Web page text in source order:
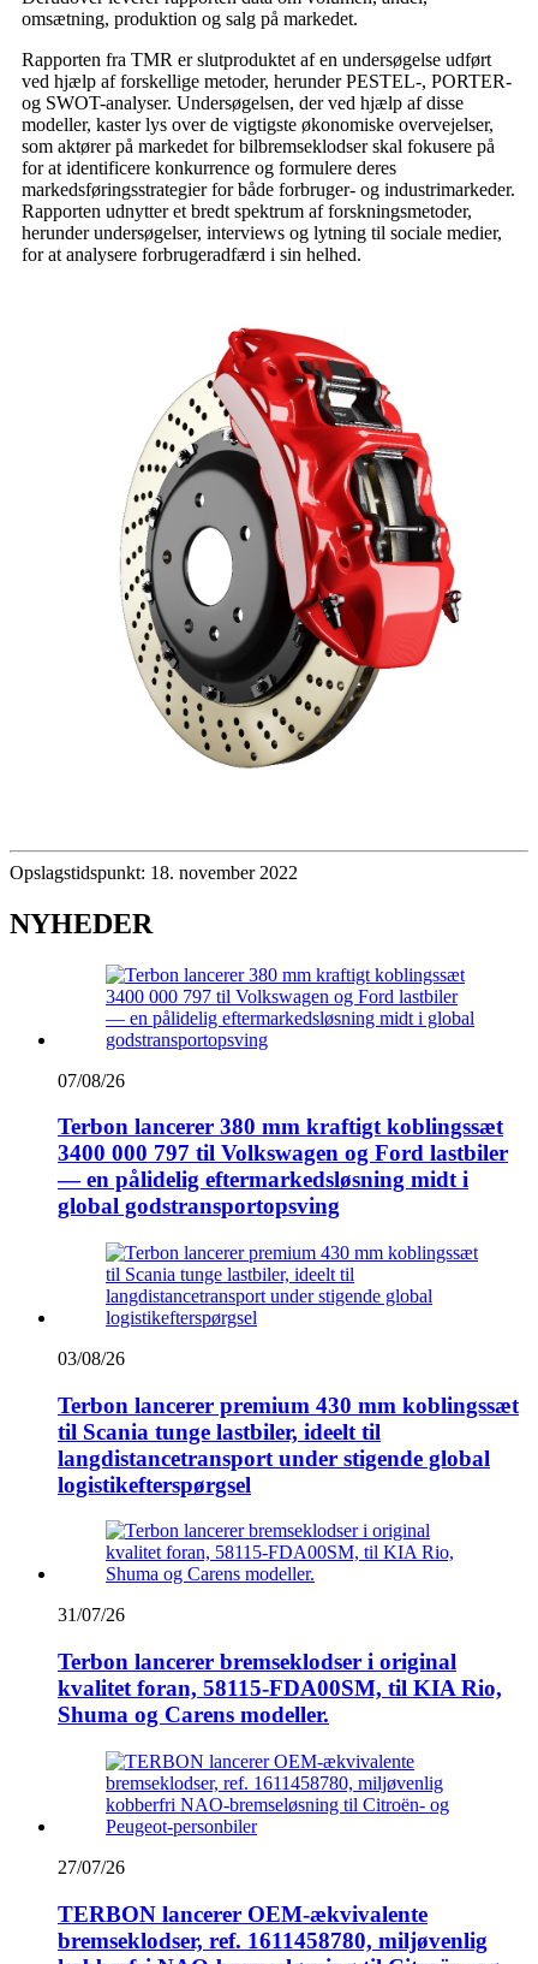
omsætning, produktion og salg på markedet.
Rapporten fra TMR er slutproduktet af en undersøgelse udført
ved hjælp af forskellige metoder, herunder PESTEL-, PORTER-
og SWOT-analyser. Undersøgelsen, der ved hjælp af disse
modeller, kaster lys over de vigtigste økonomiske overvejelser,
som aktører på markedet for bilbremseklodser skal fokusere på
for at identificere konkurrence og formulere deres
markedsføringsstrategier for både forbruger- og industrimarkeder.
Rapporten udnytter et bredt spektrum af forskningsmetoder,
herunder undersøgelser, interviews og lytning til sociale medier,
for at analysere forbrugeradfærd i sin helhed.
Opslagstidspunkt: 18. november 2022
NYHEDER
07/08/26
Terbon lancerer 380 mm kraftigt koblingssæt
3400 000 797 til Volkswagen og Ford lastbiler
— en pålidelig eftermarkedsløsning midt i
global godstransportopsving
03/08/26
Terbon lancerer premium 430 mm koblingssæt
til Scania tunge lastbiler, ideelt til
langdistancetransport under stigende global
logistikefterspørgsel
31/07/26
Terbon lancerer bremseklodser i original
kvalitet foran, 58115-FDA00SM, til KIA Rio,
Shuma og Carens modeller.
27/07/26
TERBON lancerer OEM-ækvivalente
bremseklodser, ref. 1611458780, miljøvenlig